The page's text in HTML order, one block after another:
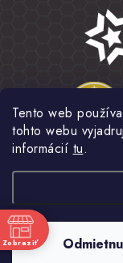
Tento web
tohto webu
informácií tu.
Hodnotenie obchodu
Obchodné podmienky
Ochrana osobných
Kamenná predajňa
Fotogaléria
Novinky
Copyright 2026
Zobraziť